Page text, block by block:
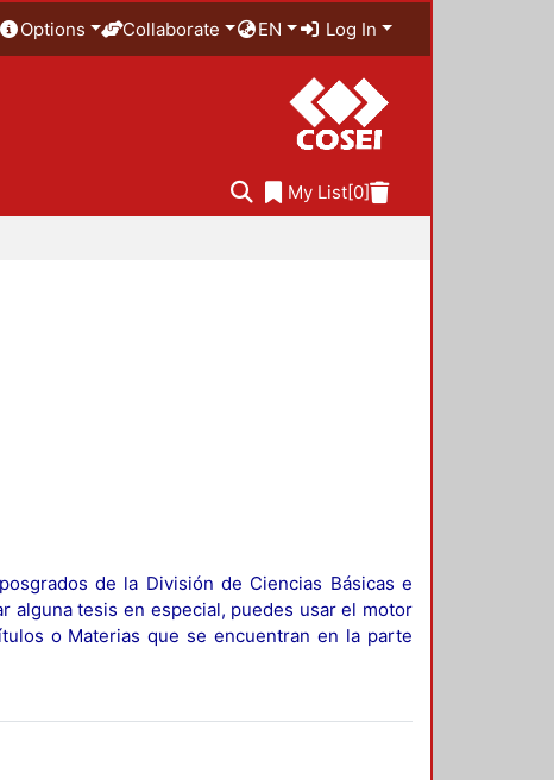
Options Collaborate EN Log In
My List[0]
de la División de Ciencias Básicas e
alguna tesis en especial, puedes usar el motor
o Materias que se encuentran en la parte